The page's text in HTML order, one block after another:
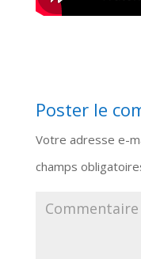
Poster le
Votre adresse e-
champs